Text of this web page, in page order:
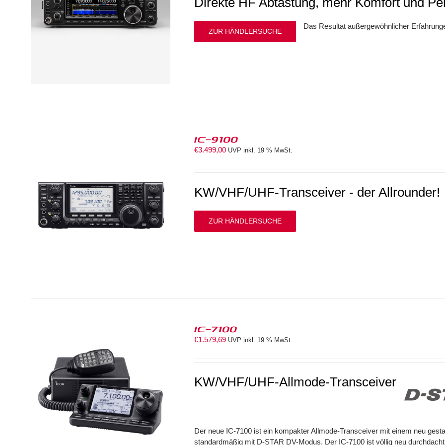
Das Resultat außergewöhnlicher
ZUR HÄNDLERSUCHE
IC-9100
€3.499,00 UVP inkl. 19 % MwSt.
KW/VHF/UHF-Transceiver - der Allrounder!
ZUR HÄNDLERSUCHE
IC-7100
€1.579,69 UVP inkl. 19 % MwSt.
KW/VHF/UHF-Allmode-Transceiver
Der neue IC-7100 ist ein kompakter Allmode-Transceiver mit einem neu
standardmäßig mit D-STAR DV-Modus. Der IC-7100 ist völlig neu